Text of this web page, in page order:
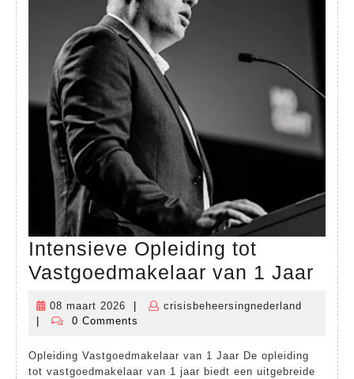
Intensieve Opleiding tot
Vastgoedmakelaar van 1 Jaar
van
08 maart 2026
08
maart
crisisbeheersingnederland
0 Comments
Opleiding Vastgoedmakelaar van 1 Jaar De opleiding
tot vastgoedmakelaar van 1 jaar biedt een uitgebreide